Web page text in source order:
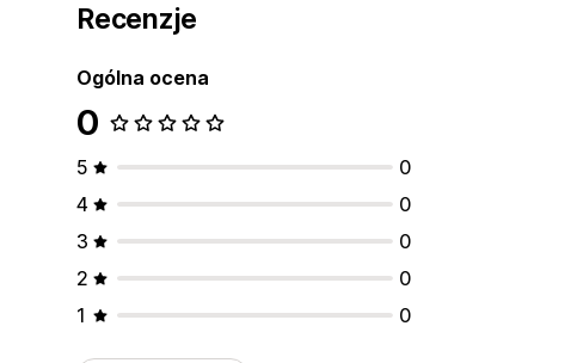
Recenzje
Ogólna ocena
0
5
0
4
0
3
0
2
0
1
0